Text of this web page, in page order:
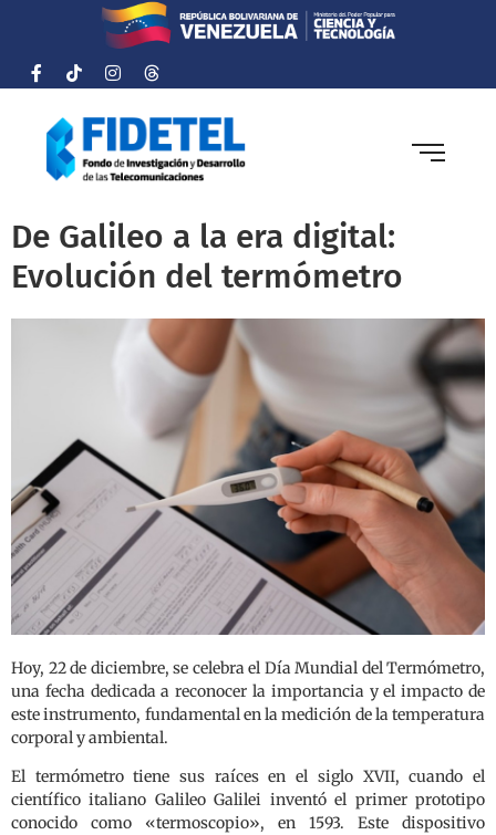
De Galileo a la era digital:
Evolución del termómetro
Hoy, 22 de diciembre, se celebra el Día Mundial del Termómetro,
una fecha dedicada a reconocer la importancia y el impacto de
este instrumento, fundamental en la medición de la temperatura
corporal y ambiental.
El termómetro tiene sus raíces en el siglo XVII, cuando el
científico italiano Galileo Galilei inventó el primer prototipo
conocido como «termoscopio», en 1593. Este dispositivo